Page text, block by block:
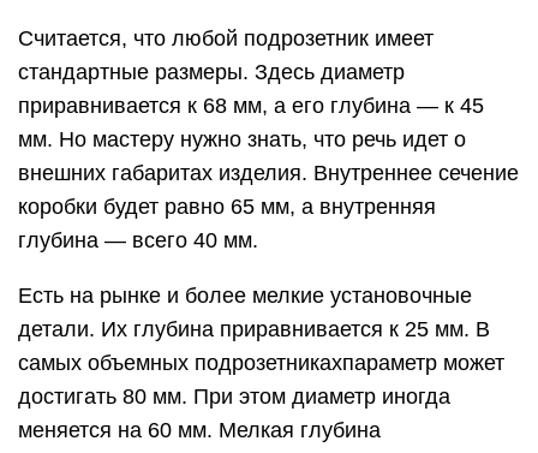
Считается, что любой подрозетник имеет
стандартные размеры. Здесь диаметр
приравнивается к 68 мм, а его глубина — к 45
мм. Но мастеру нужно знать, что речь идет о
внешних габаритах изделия. Внутреннее сечение
коробки будет равно 65 мм, а внутренняя
глубина — всего 40 мм.
Есть на рынке и более мелкие установочные
детали. Их глубина приравнивается к 25 мм. В
самых объемных подрозетникахпараметр может
достигать 80 мм. При этом диаметр иногда
меняется на 60 мм. Мелкая глубина